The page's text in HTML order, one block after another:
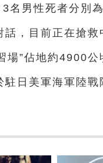
3名男性死者分別
話，目前正在搶
場”佔地約4900
駐日美軍海軍陸